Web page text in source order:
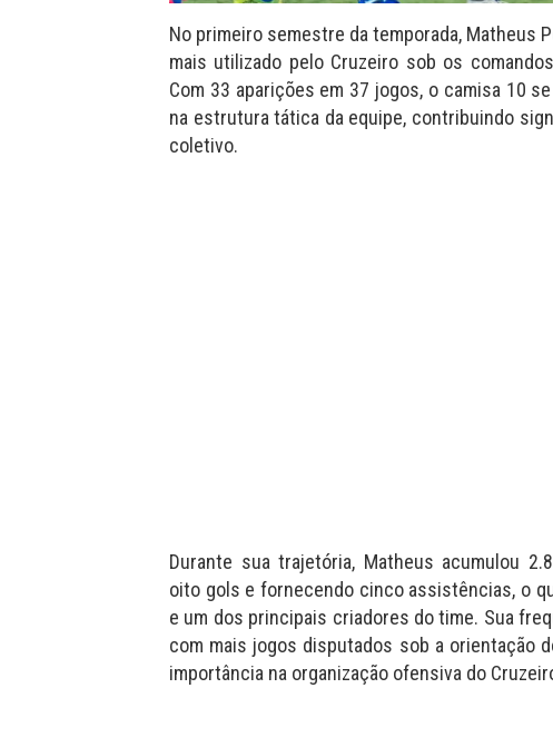
No primeiro semestre da temporada, Matheus
mais utilizado pelo Cruzeiro sob os
Com 33 aparições em 37 jogos, o camisa 10
na estrutura tática da equipe, contribuindo
coletivo.
Durante sua trajetória, Matheus acumulou
oito gols e fornecendo cinco assistências, o
e um dos principais criadores do time. Sua
com mais jogos disputados sob a orientação
importância na organização ofensiva do